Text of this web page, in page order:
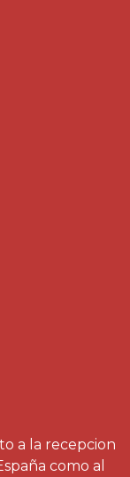
a la recepcion
como al